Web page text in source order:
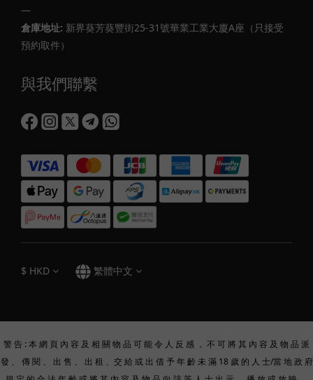
—
倉庫地址: 新界葵芳葵豐街25-31號華業工業大廈A座（只接受
預約取件）
與我們聯繫
$ HKD 繁體中文
警 告 : 本 網 頁 內 容 及 相 關 物 品 可 能 令 人 反 感 ， 不 可 將 其 內 容 及 物 品 派
發 、 傳 閱 、 出 售 、 出 租 、交 給 或 出 借 予 年 齡 未 滿 18 歲 的 人 士/當 地 政 府